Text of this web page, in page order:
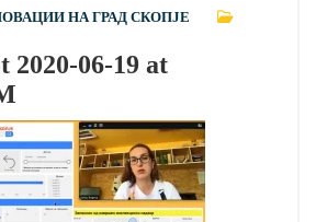
НА ГРАД СКОПЈЕ
2020-06-19 at